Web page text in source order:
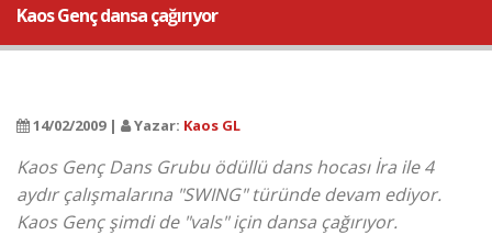
Kaos Genç dansa çağırıyor
14/02/2009 | Yazar: Kaos GL
Kaos Genç Dans Grubu ödüllü dans hocası İra ile 4
aydır çalışmalarına "SWING" türünde devam ediyor.
Kaos Genç şimdi de "vals" için dansa çağırıyor.